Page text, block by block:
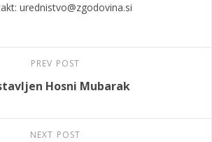
urednistvo@zgodovina.si
PREV POST
Hosni Mubarak
NEXT POST